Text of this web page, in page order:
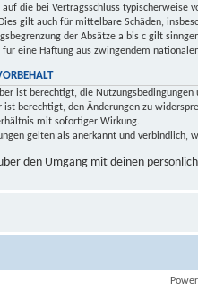
auf die bei Vertragsschluss typischerweise
gilt auch für mittelbare Schäden,
der Absätze a bis c gilt
für eine Haftung aus zwingendem
ist berechtigt, die
ist berechtigt, den Änderungen zu
mit sofortiger Wirkung.
gelten als anerkannt und verbindlich,
den Umgang mit deinen